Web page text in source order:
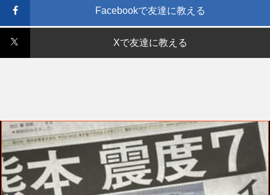
Facebookで友達に教える
Xで友達に教える